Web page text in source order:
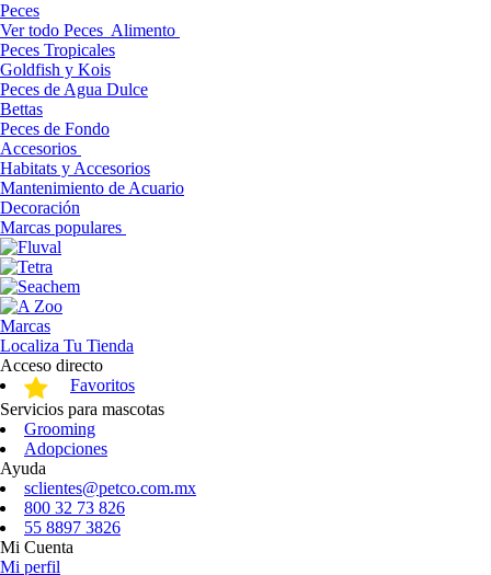
Peces
Ver todo Peces Alimento
Peces Tropicales
Goldfish y Kois
Peces de Agua Dulce
Bettas
Peces de Fondo
Accesorios
Habitats y Accesorios
Mantenimiento de Acuario
Decoración
Marcas populares
Marcas
Localiza Tu Tienda
Acceso directo
Favoritos
Servicios para mascotas
Grooming
Adopciones
Ayuda
sclientes@petco.com.mx
800 32 73 826
55 8897 3826
Mi Cuenta
Mi perfil